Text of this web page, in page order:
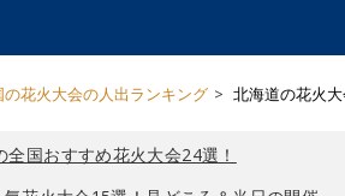
の花火大会の人出ランキング 北海道の花火
全国おすすめ花火大会24選！